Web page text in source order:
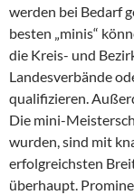
werden bei Bedarf
besten „minis“
die Kreis- und
Landesverbände
qualifizieren.
Die mini-
wurden, sind mit
erfolgreichsten
überhaupt.